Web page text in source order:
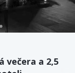
večera a 2,5